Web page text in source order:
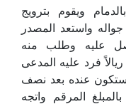
ويقوم بترويج
واستعد المصدر
عليه وطلب منه
فرد عليه المدعى
عنده بعد نصف
المرقم واتجه